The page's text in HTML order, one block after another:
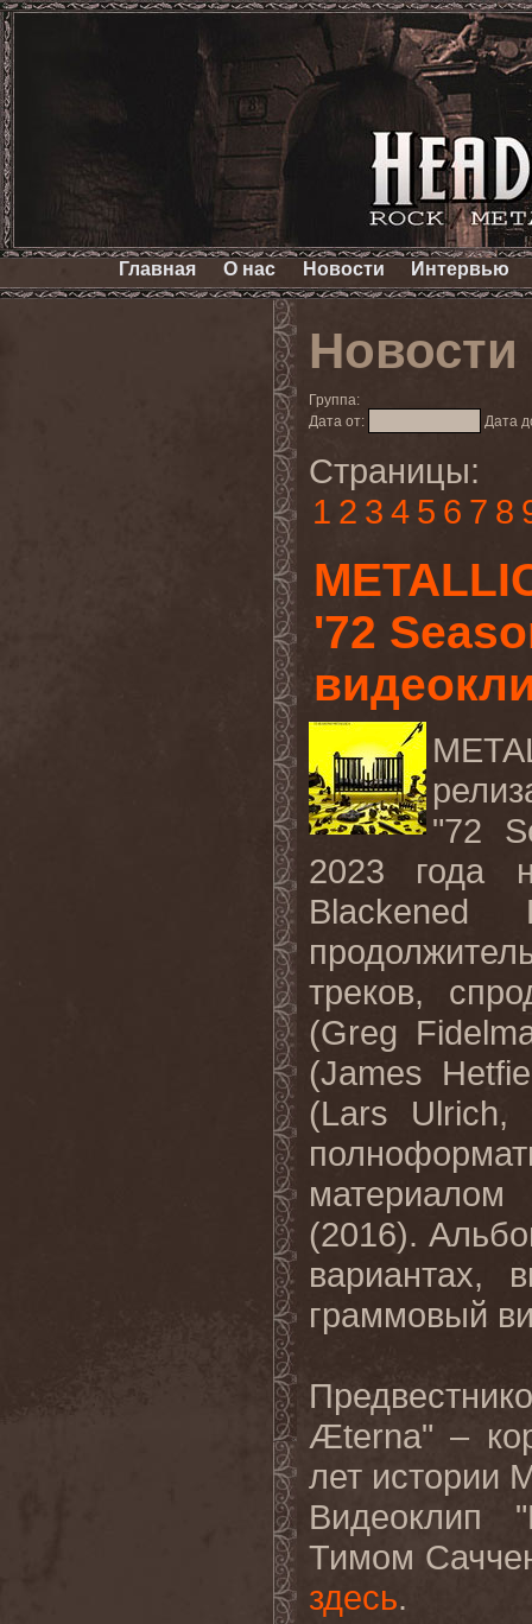
Главная О нас Новости Интервью
Новости
Группа:
Дата от:
Дата
Страницы:
1 2 3 4 5 6 7 8
'72
"72
2023 года
Blackened
треков,
(Greg
(James
(Lars Ulrich,
(2016).
вариантах,
граммовый
Æterna" –
лет истории
Видеоклип "
Тимом
здесь.